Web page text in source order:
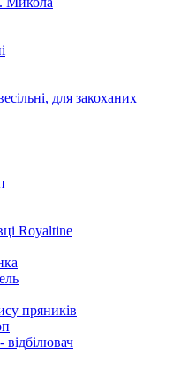
для закоханих
Royaltine
пряників
відбілювач